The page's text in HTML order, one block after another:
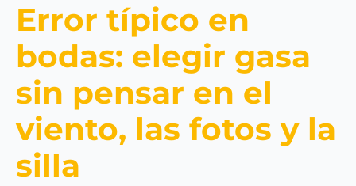
Error típico en
bodas: elegir gasa
sin pensar en el
viento, las fotos y la
silla